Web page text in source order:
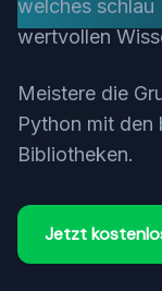
welches schlau
wertvollen
Meistere die
Python mit den
Bibliotheken.
Jetzt